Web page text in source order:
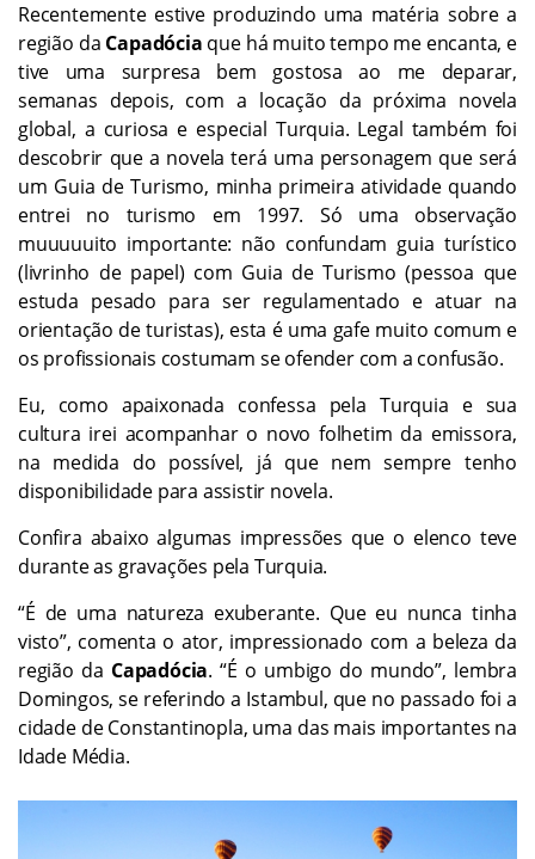
Recentemente estive produzindo uma matéria sobre a
região da Capadócia que há muito tempo me encanta, e
tive uma surpresa bem gostosa ao me deparar,
semanas depois, com a locação da próxima novela
global, a curiosa e especial Turquia. Legal também foi
descobrir que a novela terá uma personagem que será
um Guia de Turismo, minha primeira atividade quando
entrei no turismo em 1997. Só uma observação
muuuuuito importante: não confundam guia turístico
(livrinho de papel) com Guia de Turismo (pessoa que
estuda pesado para ser regulamentado e atuar na
orientação de turistas), esta é uma gafe muito comum e
os profissionais costumam se ofender com a confusão.
Eu, como apaixonada confessa pela Turquia e sua
cultura irei acompanhar o novo folhetim da emissora,
na medida do possível, já que nem sempre tenho
disponibilidade para assistir novela.
Confira abaixo algumas impressões que o elenco teve
durante as gravações pela Turquia.
“É de uma natureza exuberante. Que eu nunca tinha
visto”, comenta o ator, impressionado com a beleza da
região da Capadócia. “É o umbigo do mundo”, lembra
Domingos, se referindo a Istambul, que no passado foi a
cidade de Constantinopla, uma das mais importantes na
Idade Média.